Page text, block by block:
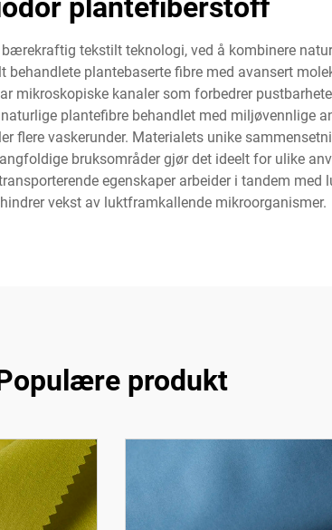
plantefiberstoff
tekstilt teknologi, ved å kombinere
behandlete plantebaserte fibre med avansert
mikroskopiske kanaler som forbedrer
plantefibre behandlet med miljøvennlige
flere vaskerunder. Materialets unike
bruksområder gjør det ideelt for ulike
egenskaper arbeider i tandem med
vekst av luktframkallende mikroorganismer.
produkt